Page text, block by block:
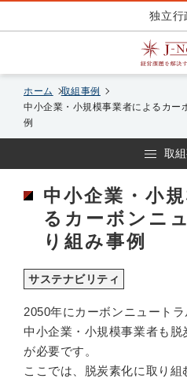
独立行
ホーム
取組事例
中小企業・小規模事業者によるカー
例
取
中小企業・小
るカーボンニ
り組み事例
サステナビリティ
2050年にカーボンニュートラ
中小企業・小規模事業者も脱
が必要です。
ここでは、脱炭素化に取り